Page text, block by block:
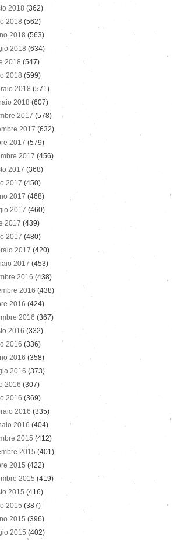
2018 (362)
2018 (562)
2018 (563)
2018 (634)
2018 (547)
2018 (599)
2018 (571)
2018 (607)
2017 (578)
2017 (632)
2017 (579)
2017 (456)
2017 (368)
2017 (450)
2017 (468)
2017 (460)
2017 (439)
2017 (480)
2017 (420)
2017 (453)
2016 (438)
2016 (438)
2016 (424)
2016 (367)
2016 (332)
2016 (336)
2016 (358)
2016 (373)
2016 (307)
2016 (369)
2016 (335)
2016 (404)
2015 (412)
2015 (401)
2015 (422)
2015 (419)
2015 (416)
2015 (387)
2015 (396)
2015 (402)